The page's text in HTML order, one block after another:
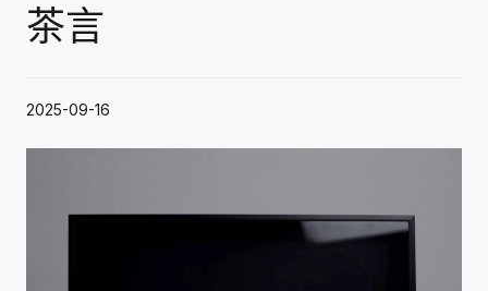
茶言
2025-09-16